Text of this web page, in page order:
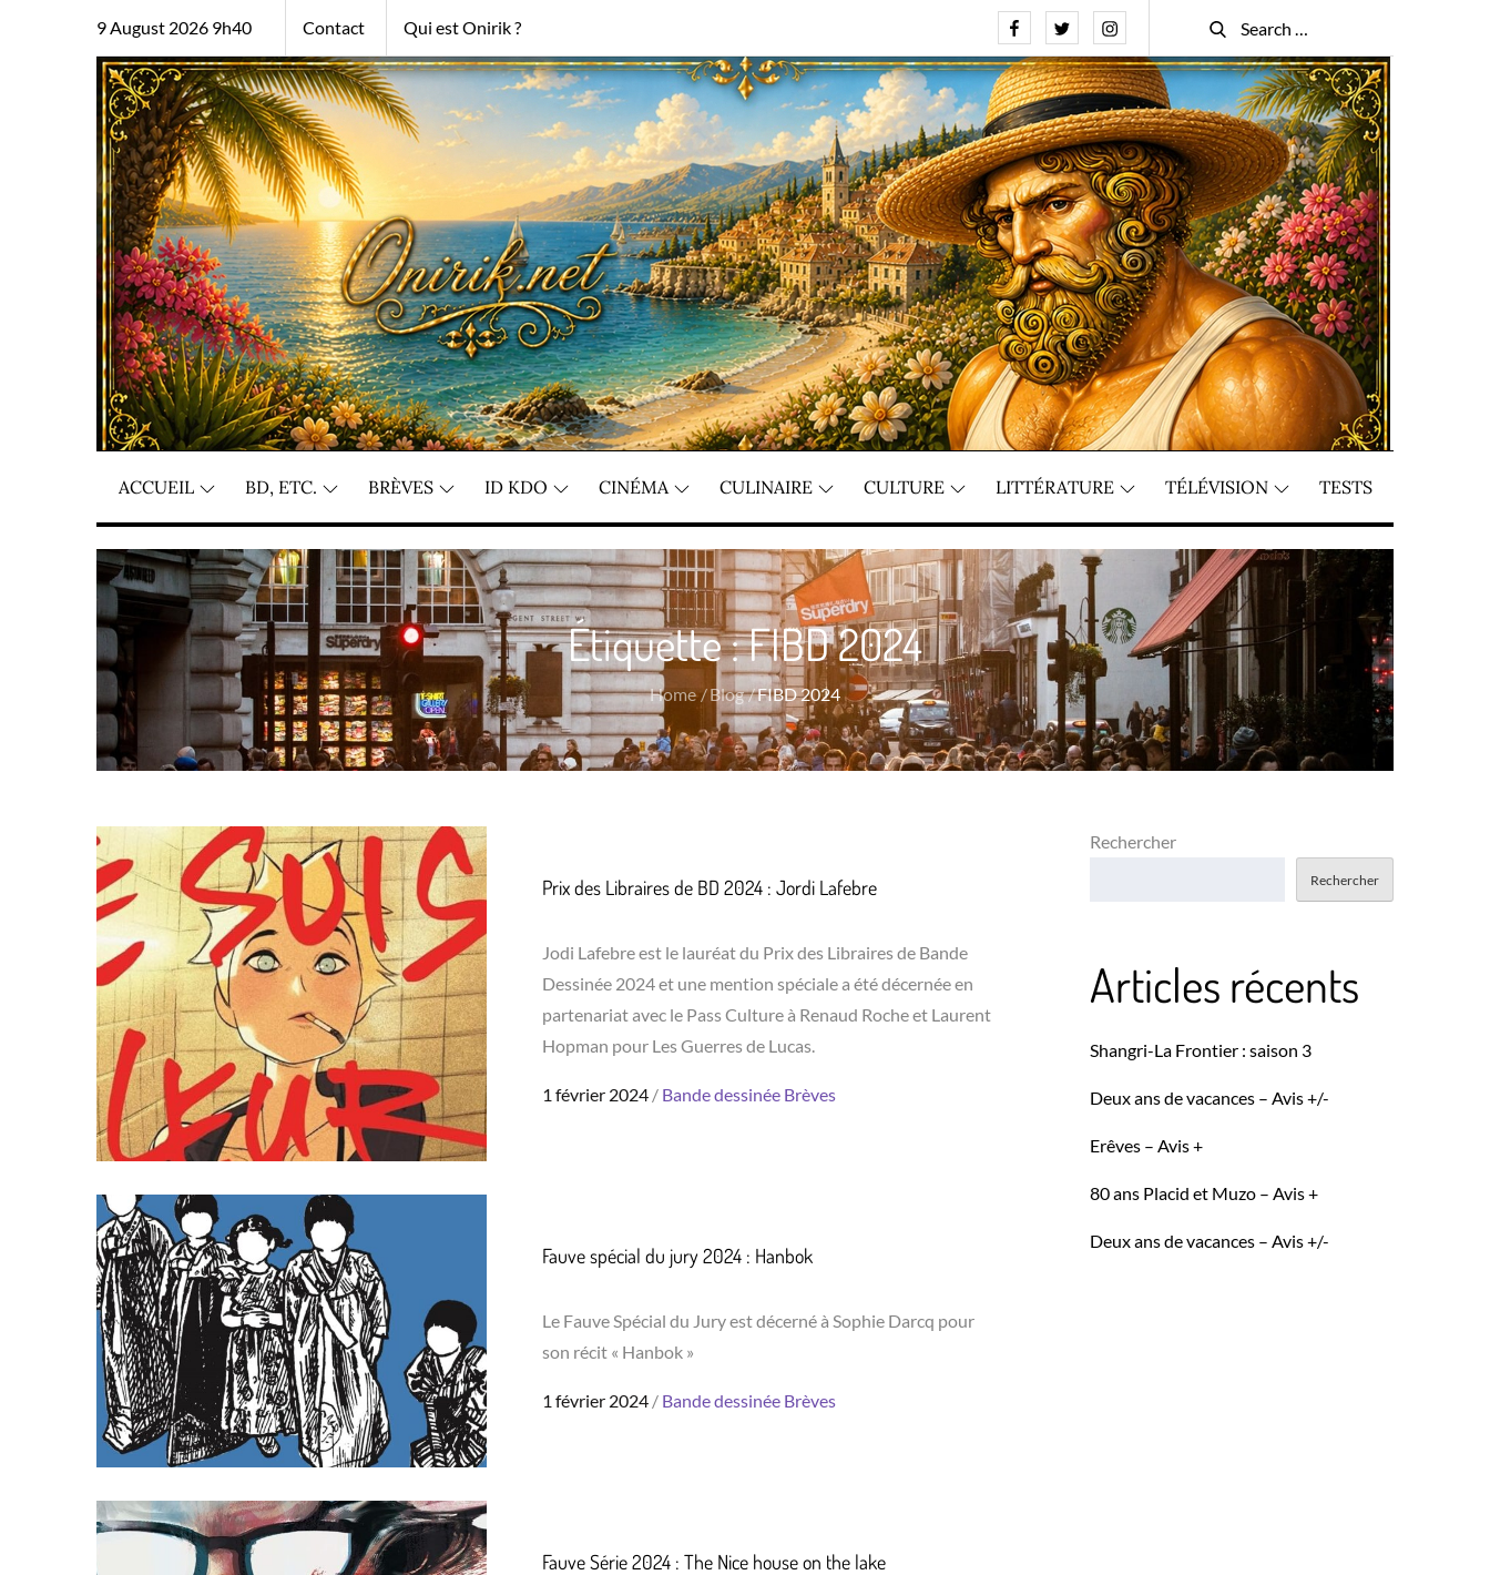
9 August 2026 9h40 Contact Qui est Onirik ? FacebookTwitterInstagram
Search
for:
Search
ACCUEIL BD, ETC. BRÈVES ID KDO CINÉMA CULINAIRE CULTURE LITTÉRATURE TÉLÉVISION TESTS
Étiquette :FIBD 2024
Home Blog FIBD 2024
Prix des Libraires de BD 2024 : Jordi Lafebre
Jodi Lafebre est le lauréat du Prix des Libraires de Bande
Dessinée 2024 et une mention spéciale a été décernée en
partenariat avec le Pass Culture à Renaud Roche et Laurent
Hopman pour Les Guerres de Lucas.
Posted
1 février 2024 Bande dessinée Brèves
Fauve spécial du jury 2024 : Hanbok
Le Fauve Spécial du Jury est décerné à Sophie Darcq pour
son récit « Hanbok »
Posted
1 février 2024 Bande dessinée Brèves
Fauve Série 2024 : The Nice house on the lake
Rechercher
Rechercher
Articles récents
Shangri-La Frontier : saison 3
Deux ans de vacances – Avis +/-
Erêves – Avis +
80 ans Placid et Muzo – Avis +
Deux ans de vacances – Avis +/-